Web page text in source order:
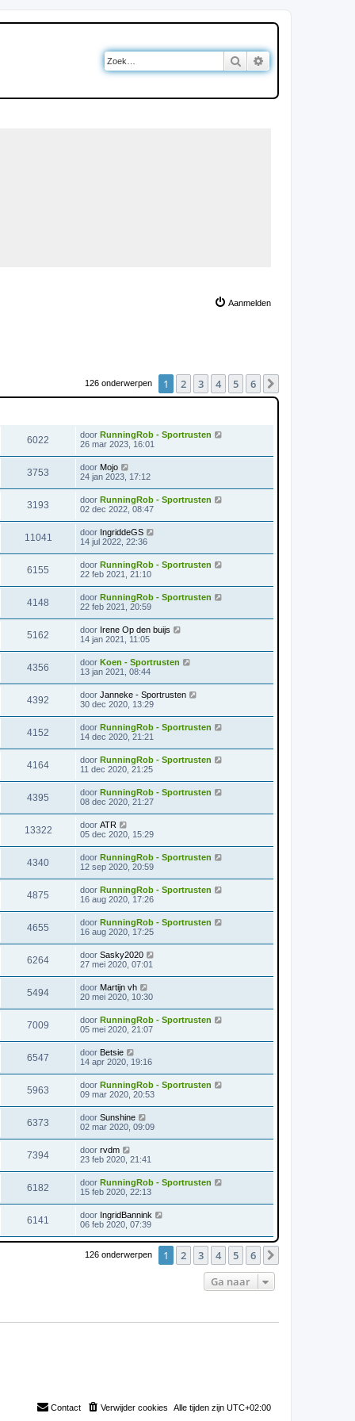
Zoek
Aanmelden
126 onderwerpen 1 2 3 4 5 6
6022 door RunningRob - Sportrusten
26 mar 2023, 16:01
3753 door Mojo
24 jan 2023, 17:12
3193 door RunningRob - Sportrusten
02 dec 2022, 08:47
11041 door IngriddeGS
14 jul 2022, 22:36
6155 door RunningRob - Sportrusten
22 feb 2021, 21:10
4148 door RunningRob - Sportrusten
22 feb 2021, 20:59
5162 door Irene Op den buijs
14 jan 2021, 11:05
4356 door Koen - Sportrusten
13 jan 2021, 08:44
4392 door Janneke - Sportrusten
30 dec 2020, 13:29
4152 door RunningRob - Sportrusten
14 dec 2020, 21:21
4164 door RunningRob - Sportrusten
11 dec 2020, 21:25
4395 door RunningRob - Sportrusten
08 dec 2020, 21:27
13322 door ATR
05 dec 2020, 15:29
4340 door RunningRob - Sportrusten
12 sep 2020, 20:59
4875 door RunningRob - Sportrusten
16 aug 2020, 17:26
4655 door RunningRob - Sportrusten
16 aug 2020, 17:25
6264 door Sasky2020
27 mei 2020, 07:01
5494 door Martijn vh
20 mei 2020, 10:30
7009 door RunningRob - Sportrusten
05 mei 2020, 21:07
6547 door Betsie
14 apr 2020, 19:16
5963 door RunningRob - Sportrusten
09 mar 2020, 20:53
6373 door Sunshine
02 mar 2020, 09:09
7394 door rvdm
23 feb 2020, 21:41
6182 door RunningRob - Sportrusten
15 feb 2020, 22:13
6141 door IngridBannink
06 feb 2020, 07:39
126 onderwerpen 1 2 3 4 5 6
Ga naar
Alle tijden zijn UTC+02:00
Verwijder cookies
Contact